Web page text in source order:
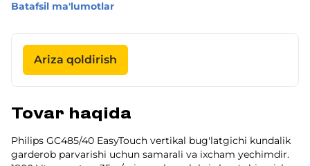
Batafsil ma'lumotlar
Ariza qoldirish
Tovar haqida
Philips GC485/40 EasyTouch vertikal bug'latgichi kundalik
garderob parvarishi uchun samarali va ixcham yechimdir.